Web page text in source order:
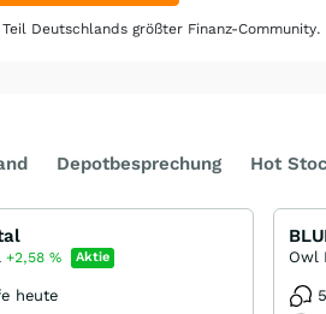
Deutschlands größter Finanz-Community.
Depotbesprechung Hot
+2,58% Aktie
heute
Owl